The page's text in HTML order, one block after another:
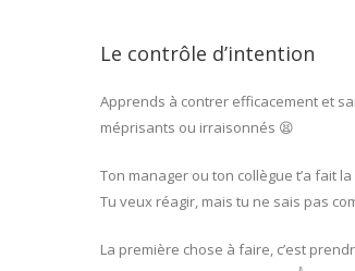
Le contrôle d’intention
Apprends à contrer efficacement et
méprisants ou irraisonnés 😫
Ton manager ou ton collègue t’a fait
Tu veux réagir, mais tu ne sais pas
La première chose à faire, c’est